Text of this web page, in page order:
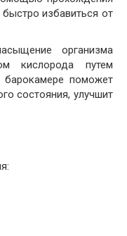
избавиться от
организма
кислорода путем
барокамере поможет
состояния, улучшит